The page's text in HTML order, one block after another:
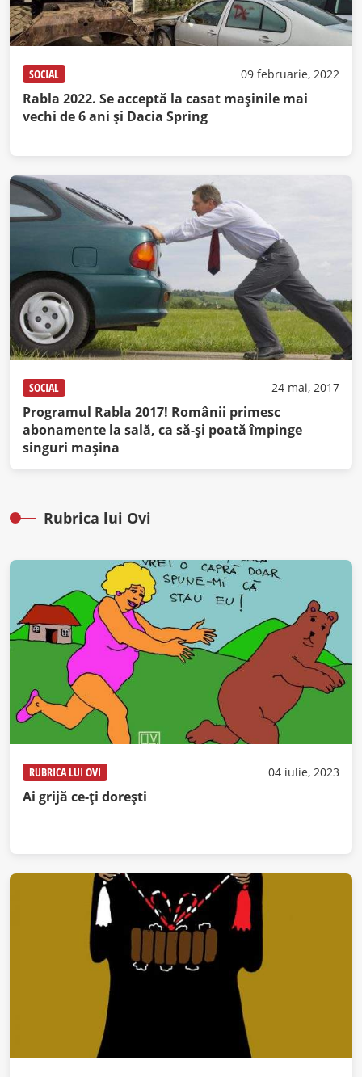
SOCIAL 09 februarie, 2022
Rabla 2022. Se acceptă la casat maşinile mai
vechi de 6 ani și Dacia Spring
SOCIAL 24 mai, 2017
Programul Rabla 2017! Românii primesc
abonamente la sală, ca să-și poată împinge
singuri mașina
Rubrica lui Ovi
RUBRICA LUI OVI 04 iulie, 2023
Ai grijă ce-ți dorești